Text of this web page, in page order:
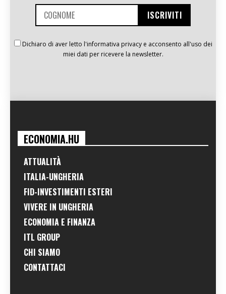
Dichiaro di aver letto l'informativa privacy e acconsento all'uso dei
miei dati per ricevere la newsletter.
ECONOMIA.HU
ATTUALITÀ
ITALIA-UNGHERIA
FID-INVESTIMENTI ESTERI
VIVERE IN UNGHERIA
ECONOMIA E FINANZA
ITL GROUP
CHI SIAMO
CONTATTACI